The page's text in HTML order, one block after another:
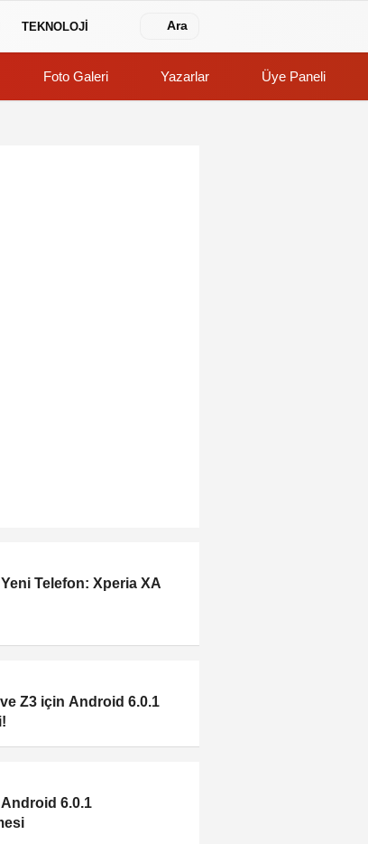
TEKNOLOJİ Ara
Foto Galeri Yazarlar Üye Paneli
Telefon: Xperia XA
Z3 için Android 6.0.1
6.0.1